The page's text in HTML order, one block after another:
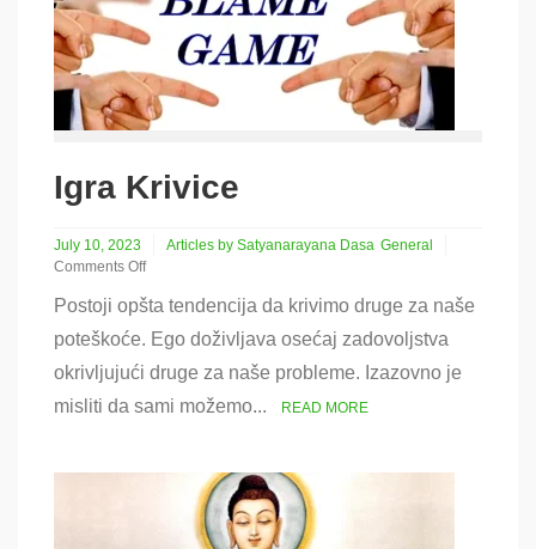
Igra Krivice
July 10, 2023 Articles by Satyanarayana Dasa General
Comments Off
Igra
Krivice
Postoji opšta tendencija da krivimo druge za naše
poteškoće. Ego doživljava osećaj zadovoljstva
okrivljujući druge za naše probleme. Izazovno je
misliti da sami možemo...
READ MORE